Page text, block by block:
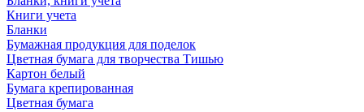
Книги учета
Бланки
Бумажная продукция для поделок
Цветная бумага для творчества Тишью
Картон белый
Бумага крепированная
Цветная бумага